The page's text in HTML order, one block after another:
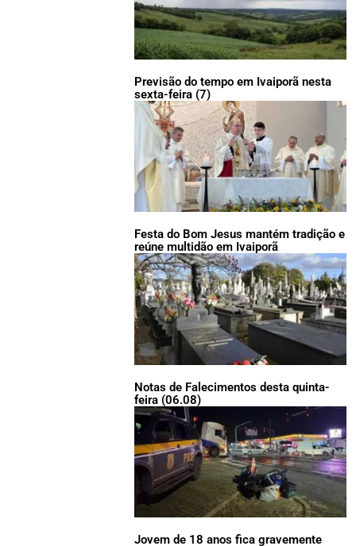
Previsão do tempo em Ivaiporã nesta
sexta-feira (7)
Festa do Bom Jesus mantém tradição e
reúne multidão em Ivaiporã
Notas de Falecimentos desta quinta-
feira (06.08)
Jovem de 18 anos fica gravemente